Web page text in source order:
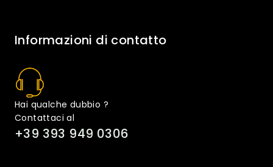
Informazioni di contatto
Hai qualche dubbio ?
Contattaci al
+39 393 949 0306